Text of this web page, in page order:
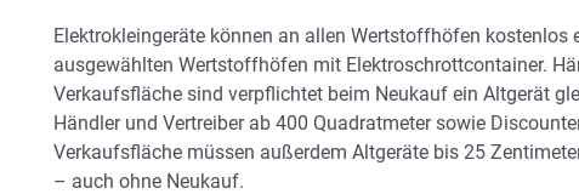
Elektrokleingeräte können an allen Wertstoffhöfen kostenlos
ausgewählten Wertstoffhöfen mit Elektroschrottcontainer.
Verkaufsfläche sind verpflichtet beim Neukauf ein Altgerät
Händler und Vertreiber ab 400 Quadratmeter sowie
Verkaufsfläche müssen außerdem Altgeräte bis 25
– auch ohne Neukauf.